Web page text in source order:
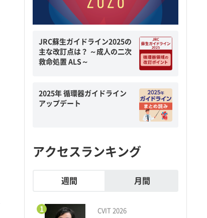
JRC蘇生ガイドライン2025の
主な改訂点は？ ～成人の二次
救命処置 ALS～
2025年 循環器ガイドライン
アップデート
アクセスランキング
週間 月間
1 CVIT 2026